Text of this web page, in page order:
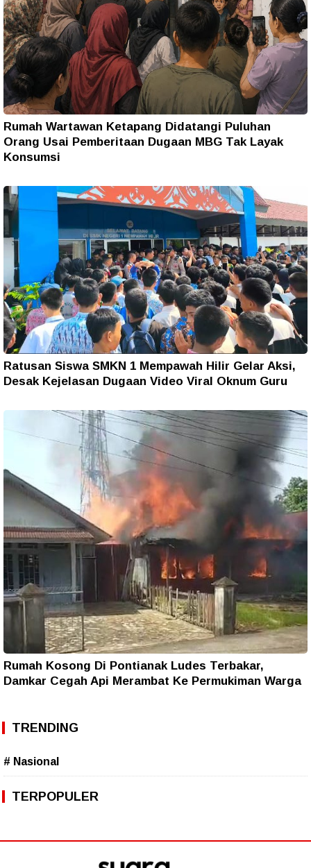
Rumah Wartawan Ketapang Didatangi Puluhan
Orang Usai Pemberitaan Dugaan MBG Tak Layak
Konsumsi
Ratusan Siswa SMKN 1 Mempawah Hilir Gelar Aksi,
Desak Kejelasan Dugaan Video Viral Oknum Guru
Rumah Kosong Di Pontianak Ludes Terbakar,
Damkar Cegah Api Merambat Ke Permukiman Warga
TRENDING
# Nasional
TERPOPULER